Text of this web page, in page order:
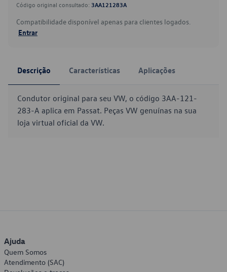
Código original consultado: 3AA121283A
Compatibilidade disponível apenas para clientes logados.
Entrar
Descrição Características Aplicações
Condutor original para seu VW, o código 3AA-121-
283-A aplica em Passat. Peças VW genuínas na sua
loja virtual oficial da VW.
Ajuda
Quem Somos
Atendimento (SAC)